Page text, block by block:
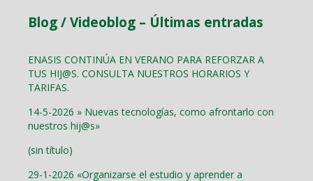
Blog / Videoblog – Últimas entradas
ENASIS CONTINÚA EN VERANO PARA REFORZAR A
TUS HIJ@S. CONSULTA NUESTROS HORARIOS Y
TARIFAS.
14-5-2026 » Nuevas tecnologías, como afrontarlo con
nuestros hij@s»
(sin título)
29-1-2026 «Organizarse el estudio y aprender a